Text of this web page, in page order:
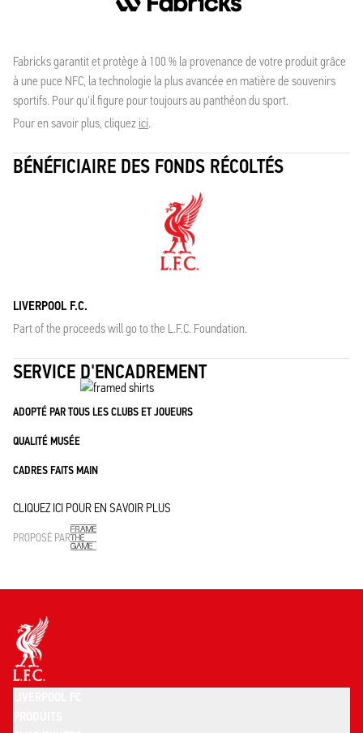
Fabricks garantit et protège à 100 % la provenance de votre produit grâce
à une puce NFC, la technologie la plus avancée en matière de souvenirs
sportifs. Pour qu'il figure pour toujours au panthéon du sport.
Pour en savoir plus, cliquez ici.
BÉNÉFICIAIRE DES FONDS RÉCOLTÉS
LIVERPOOL F.C.
Part of the proceeds will go to the L.F.C. Foundation.
SERVICE D'ENCADREMENT
ADOPTÉ PAR TOUS LES CLUBS ET JOUEURS
QUALITÉ MUSÉE
CADRES FAITS MAIN
CLIQUEZ ICI POUR EN SAVOIR PLUS
PROPOSÉ PAR